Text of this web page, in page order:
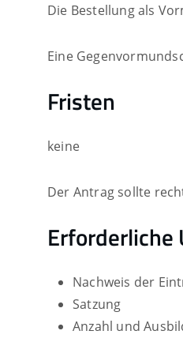
Die Bestellung als
Eine
Fristen
keine
Der Antrag sollte
Erforderliche
Nachweis der
Satzung
Anzahl und